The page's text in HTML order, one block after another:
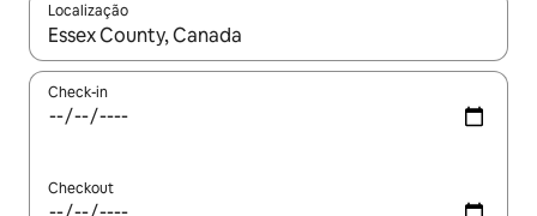
Localização
Quando os resultados estiverem disponíveis, explore-os
Check-in
Checkout